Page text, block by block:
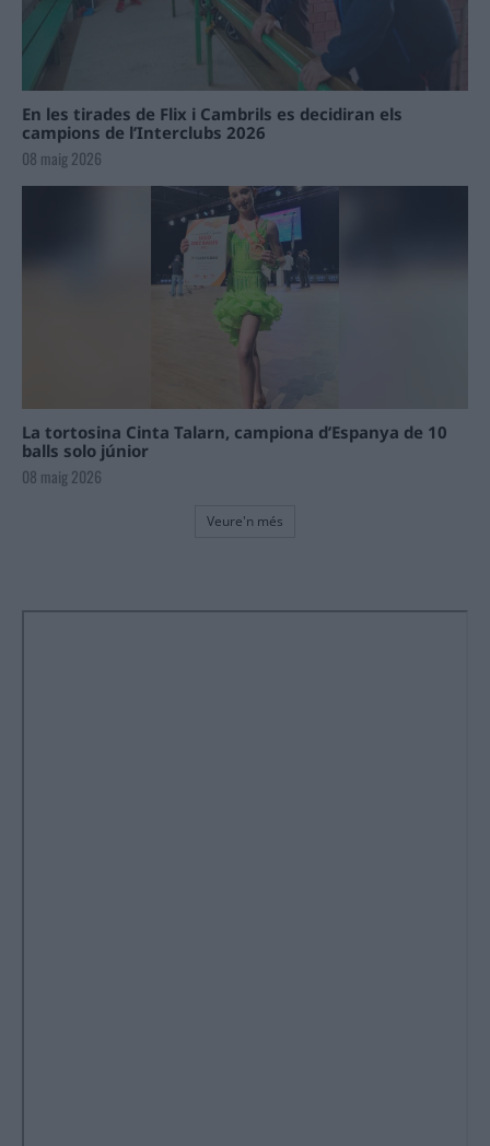
En les tirades de Flix i Cambrils es decidiran els
campions de l’Interclubs 2026
08 maig 2026
La tortosina Cinta Talarn, campiona d’Espanya de 10
balls solo júnior
08 maig 2026
Veure'n més